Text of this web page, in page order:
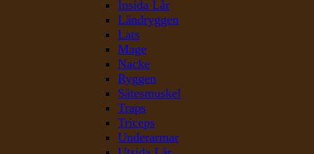
Insida Lår
Ländryggen
Lats
Mage
Nacke
Ryggen
Sätesmuskel
Traps
Triceps
Underarmar